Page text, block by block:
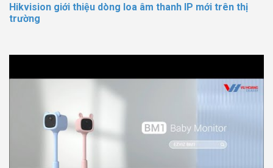
Hikvision giới thiệu dòng loa âm thanh IP mới trên thị
trường